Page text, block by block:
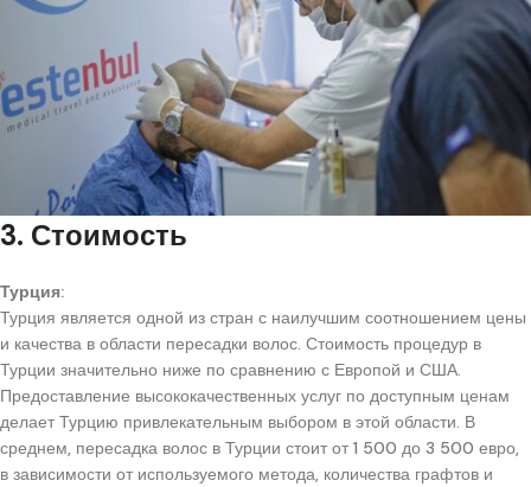
3. Стоимость
Турция:
Турция является одной из стран с наилучшим соотношением цены
и качества в области пересадки волос. Стоимость процедур в
Турции значительно ниже по сравнению с Европой и США.
Предоставление высококачественных услуг по доступным ценам
делает Турцию привлекательным выбором в этой области. В
среднем, пересадка волос в Турции стоит от 1 500 до 3 500 евро,
в зависимости от используемого метода, количества графтов и